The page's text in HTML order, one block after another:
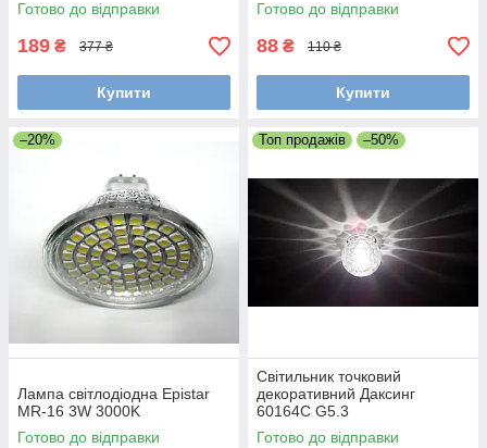
Готово до відправки
189 ₴ 377 ₴
Купити
Готово до відправки
88 ₴ 110 ₴
Купити
–20%
Лампа світлодіодна Epistar
MR-16 3W 3000K
Готово до відправки
Топ продажів –50%
Світильник точковий
декоративний Даксинг
60164С G5.3
Готово до відправки